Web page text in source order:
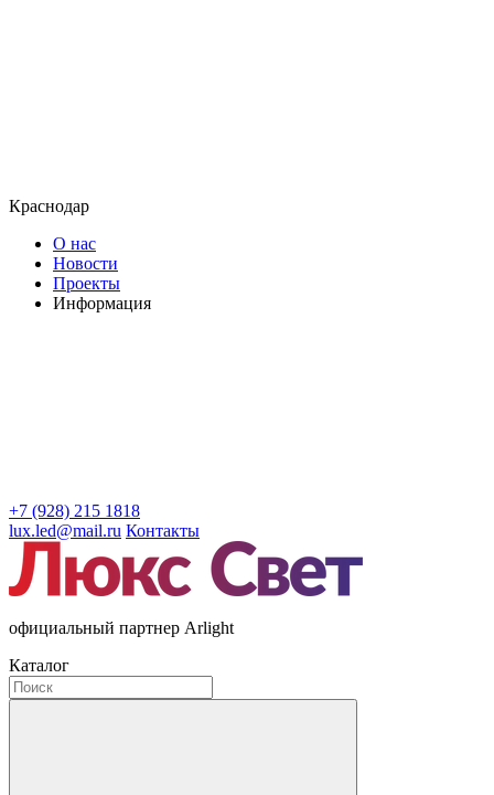
Краснодар
О нас
Новости
Проекты
Информация
+7 (928) 215 1818
lux.led@mail.ru Контакты
официальный партнер Arlight
Каталог